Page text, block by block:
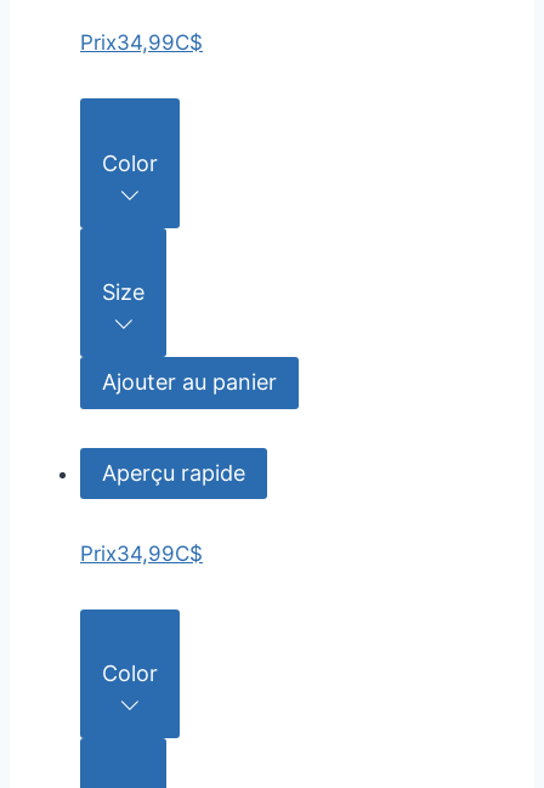
Prix34,99C$
Color
Size
Ajouter au panier
Aperçu rapide
Prix34,99C$
Color